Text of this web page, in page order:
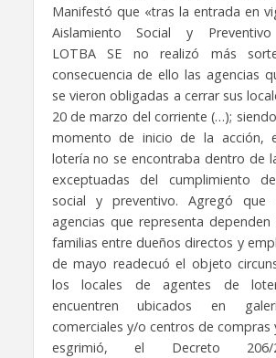
Manifestó que «tras la entrada en
Aislamiento Social y
LOTBA SE no realizó más
consecuencia de ello las agencias
se vieron obligadas a cerrar sus
20 de marzo del corriente (…);
momento de inicio de la acción,
lotería no se encontraba dentro de
exceptuadas del cumplimiento
social y preventivo. Agregó
agencias que representa
familias entre dueños directos y
de mayo readecuó el objeto
los locales de agentes de
encuentren ubicados en
comerciales y/o centros de compras
esgrimió, el Decreto 206/